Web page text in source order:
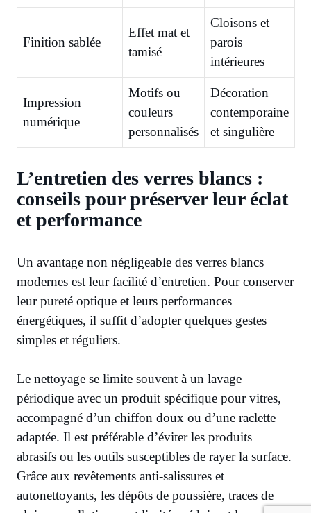
Finition sablée
Effet mat et
tamisé
Cloisons et
parois
intérieures
Impression
numérique
Motifs ou
couleurs
personnalisés
Décoration
contemporaine
et singulière
L’entretien des verres blancs :
conseils pour préserver leur éclat
et performance
Un avantage non négligeable des verres blancs
modernes est leur facilité d’entretien. Pour conserver
leur pureté optique et leurs performances
énergétiques, il suffit d’adopter quelques gestes
simples et réguliers.
Le nettoyage se limite souvent à un lavage
périodique avec un produit spécifique pour vitres,
accompagné d’un chiffon doux ou d’une raclette
adaptée. Il est préférable d’éviter les produits
abrasifs ou les outils susceptibles de rayer la surface.
Grâce aux revêtements anti-salissures et
autonettoyants, les dépôts de poussière, traces de